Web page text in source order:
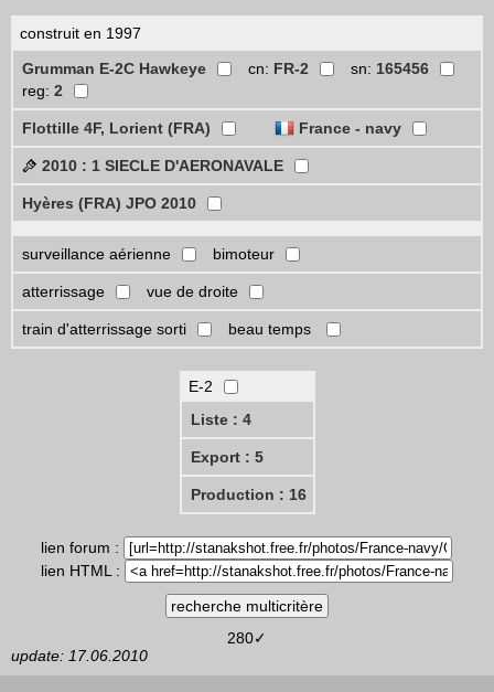
construit en 1997
Grumman E-2C Hawkeye
cn: FR-2 sn: 165456
reg: 2
Flottille 4F, Lorient (FRA) France - navy
2010 : 1 SIECLE D'AERONAVALE
Hyères (FRA) JPO 2010
surveillance aérienne bimoteur
atterrissage vue de droite
train d'atterrissage sorti beau temps
E-2
Liste : 4
Export : 5
Production : 16
lien forum :
lien HTML :
280✓
update: 17.06.2010